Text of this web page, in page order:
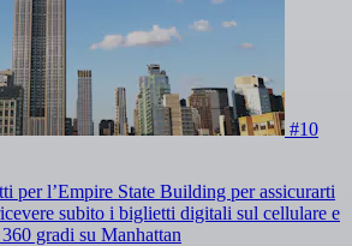
#10
per l’Empire State Building per assicurarti
subito i biglietti digitali sul cellulare e
gradi su Manhattan